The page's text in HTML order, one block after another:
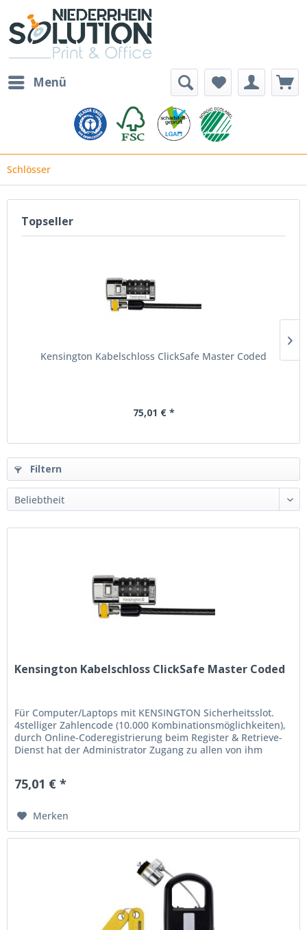
Menü
Schlösser
Topseller
Kensington Kabelschloss ClickSafe Master Coded
75,01 € *
Filtern
Kensington Kabelschloss ClickSafe Master Coded
Für Computer/Laptops mit KENSINGTON Sicherheitsslot.
4stelliger Zahlencode (10.000 Kombinationsmöglichkeiten),
durch Online-Coderegistrierung beim Register & Retrieve-
Dienst hat der Administrator Zugang zu allen von ihm
75,01 € *
Merken